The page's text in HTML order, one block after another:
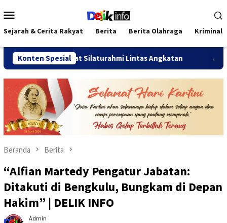
ke
kontenMobile
Sejarah & Cerita Rakyat Berita Berita Olahraga Kriminal
Konten Spesial
Pererat Silaturahmi Lintas Angkatan Jalan Sehat
Beranda Berita
“Alfian Martedy Pengatur Jabatan:
Ditakuti di Bengkulu, Bungkam di Depan
Hakim” | DELIK INFO
Admin